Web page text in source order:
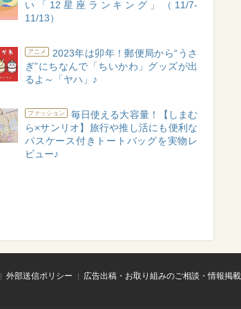
い「12星座ランキング」（11/7-
11/13）
アニメ
2023年は卯年！郵便局から“うさ
ぎ”にちなんで「ちいかわ」グッズが出
るよ～「ヤハ」♪
ファッション
毎日使える大容量！【しまむ
ら×サンリオ】旅行や推し活にも便利な
パスケース付きトートバッグを実物レ
ビュー♪
外部送信ポリシー
広告出稿・お取り組みのご相談・情報掲